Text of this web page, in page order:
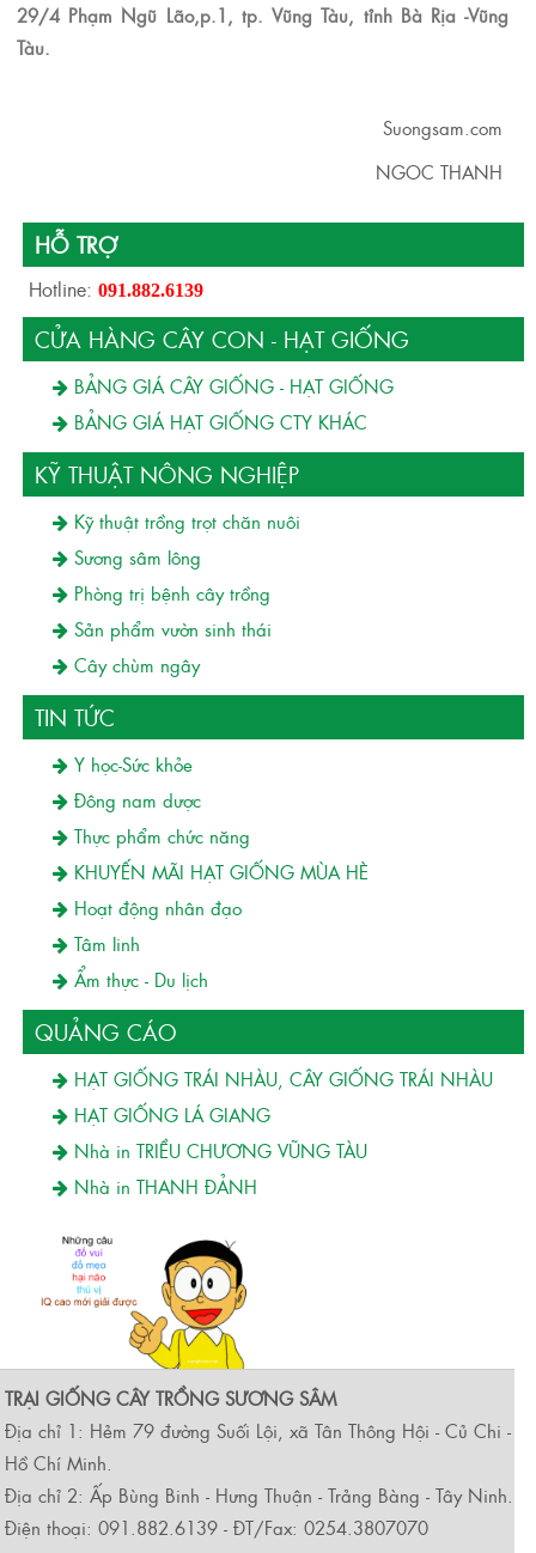
29/4 Phạm Ngũ Lão,p.1, tp. Vũng Tàu, tỉnh Bà Rịa -Vũng
Tàu.
Suongsam.com
NGOC THANH
HỖ TRỢ
Hotline: 091.882.6139
CỬA HÀNG CÂY CON - HẠT GIỐNG
BẢNG GIÁ CÂY GIỐNG - HẠT GIỐNG
BẢNG GIÁ HẠT GIỐNG CTY KHÁC
KỸ THUẬT NÔNG NGHIỆP
Kỹ thuật trồng trọt chăn nuôi
Sương sâm lông
Phòng trị bệnh cây trồng
Sản phẩm vườn sinh thái
Cây chùm ngây
TIN TỨC
Y học-Sức khỏe
Đông nam dược
Thực phẩm chức năng
KHUYẾN MÃI HẠT GIỐNG MÙA HÈ
Hoạt động nhân đạo
Tâm linh
Ẩm thực - Du lịch
QUẢNG CÁO
HẠT GIỐNG TRÁI NHÀU, CÂY GIỐNG TRÁI NHÀU
HẠT GIỐNG LÁ GIANG
Nhà in TRIỀU CHƯƠNG VŨNG TÀU
Nhà in THANH ĐẢNH
TRẠI GIỐNG CÂY TRỒNG SƯƠNG SÂM
Địa chỉ 1: Hẻm 79 đường Suối Lội, xã Tân Thông Hội - Củ Chi -
Hồ Chí Minh.
Địa chỉ 2: Ấp Bùng Binh - Hưng Thuận - Trảng Bàng - Tây Ninh.
Điện thoại: 091.882.6139 - ĐT/Fax: 0254.3807070